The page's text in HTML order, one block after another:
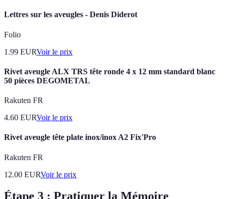
Lettres sur les aveugles - Denis Diderot
Folio
1.99 EURVoir le prix
Rivet aveugle ALX TRS tête ronde 4 x 12 mm standard blanc
50 pièces DEGOMETAL
Rakuten FR
4.60 EURVoir le prix
Rivet aveugle tête plate inox/inox A2 Fix'Pro
Rakuten FR
12.00 EURVoir le prix
Étape 3 : Pratiquer la Mémoire